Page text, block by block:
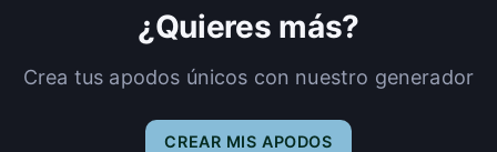
¿Quieres más?
Crea tus apodos únicos con nuestro generador
CREAR MIS APODOS